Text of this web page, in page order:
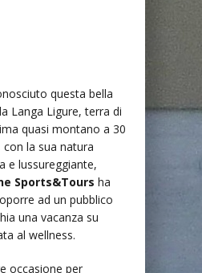
questa bella
Langa Ligure, terra di
quasi montano a 30
la sua natura
e lussureggiante,
Sports&Tours ha
ad un pubblico
una vacanza su
al wellness.
occasione per